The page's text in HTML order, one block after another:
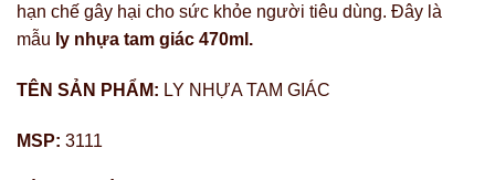
hạn chế gây hại cho sức khỏe người tiêu dùng. Đây là
mẫu ly nhựa tam giác 470ml.
TÊN SẢN PHẨM: LY NHỰA TAM GIÁC
MSP: 3111